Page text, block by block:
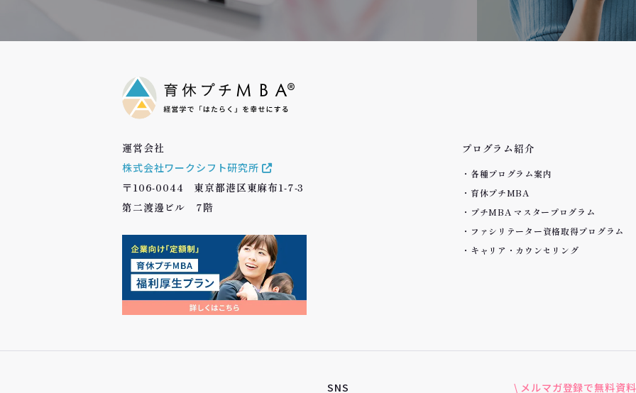
運営会社
株式会社ワークシフト研究所
〒106-0044 東京都港区東麻布1-7-3
第二渡邊ビル 7階
プログラム紹介
各種プログラム案内
育休プチMBA
プチMBA マスタープログラム
ファシリテーター資格取得プログラム
キャリア・カウンセリング
SNS \ メルマガ登録で無料資